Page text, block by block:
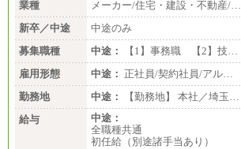
業種
メーカー/住宅・建設・不動産/…
新卒／中途
中途のみ
募集職種
中途：
【1】事務職 【2】技…
雇用形態
中途： 正社員/契約社員/アル…
勤務地
中途：
【勤務地】 本社／埼玉…
給与
中途：
全職種共通
初任給（別途諸手当あり）